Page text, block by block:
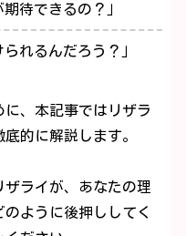
待できるの？」
れるんだろう？」
、本記事ではリザラ
的に解説します。
ライが、あなたの理
ように後押ししてく